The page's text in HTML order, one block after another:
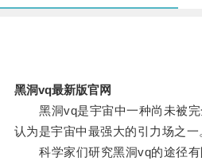
黑洞vq最新版官网
黑洞vq是宇宙中一种尚未被完
认为是宇宙中最强大的引力场之一
科学家们研究黑洞vq的途径有